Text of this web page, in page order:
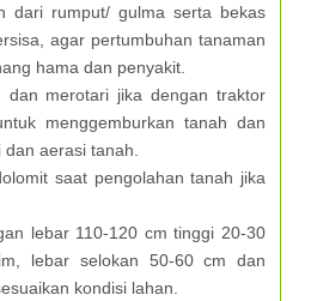
dari rumput/ gulma serta bekas
agar pertumbuhan tanaman
hama dan penyakit.
dan merotari jika dengan traktor
menggemburkan tanah dan
aerasi tanah.
saat pengolahan tanah jika
lebar 110-120 cm tinggi 20-30
lebar selokan 50-60 cm dan
kondisi lahan.